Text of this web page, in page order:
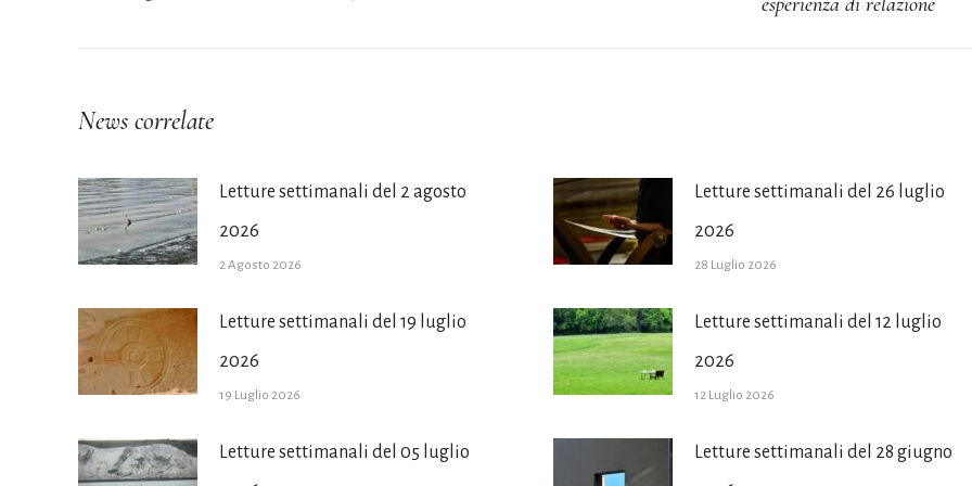
News correlate
Letture settimanali del 2 agosto
2026
2 Agosto 2026
Letture settimanali del 26 luglio
2026
28 Luglio 2026
Letture settimanali del 19 luglio
2026
19 Luglio 2026
Letture settimanali del 12 luglio
2026
12 Luglio 2026
Letture settimanali del 05 luglio
Letture settimanali del 28 giugno